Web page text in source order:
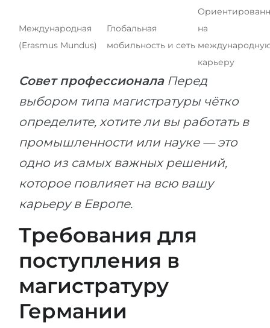
Международная
(Erasmus Mundus)
Глобальная
мобильность и сеть
на
карьеру
Совет профессионала Перед
выбором типа магистратуры чётко
определите, хотите ли вы работать в
промышленности или науке — это
одно из самых важных решений,
которое повлияет на всю вашу
карьеру в Европе.
Требования для
поступления в
магистратуру
Германии